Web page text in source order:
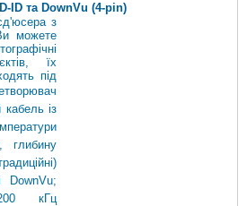
ID та DownVu (4-pin)
з
можете
їх
під
із
глибину
кГц